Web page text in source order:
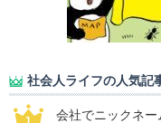
社会人ライフの人気記
会社でニックネー